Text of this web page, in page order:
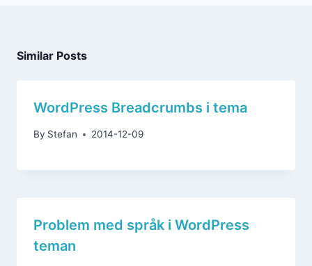
Similar Posts
WordPress Breadcrumbs i tema
By Stefan 2014-12-09
Problem med språk i WordPress
teman